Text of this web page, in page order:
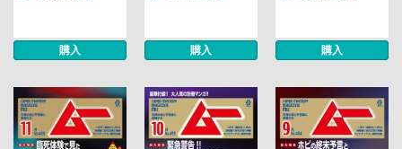
購入 購入 購入